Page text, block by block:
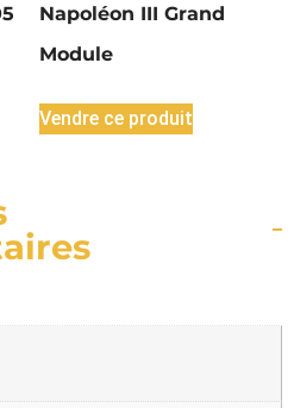
Napoléon III Grand
Module
Vendre ce produit